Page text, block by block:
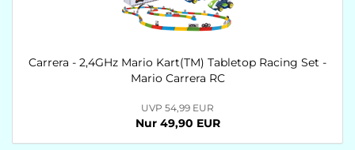
Carrera - 2,4GHz Mario Kart(TM) Tabletop Racing Set -
Mario Carrera RC
UVP 54,99 EUR
Nur 49,90 EUR